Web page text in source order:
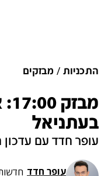
התכניות מבזקים
בעתניאל
עופר חדד עם
עופר חדד